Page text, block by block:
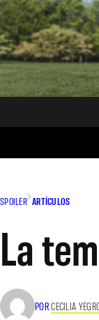
SPOILER ARTÍCULOS
La
PORCECILIA